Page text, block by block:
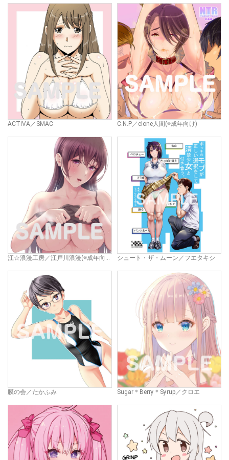
ACTIVA／SMAC C.N.P／clone人間(※成年向け)
江☆浪漫工房／江戸川浪漫(※成年向け) シュート・ザ・ムーン／フエタキシ
膜の会／たかふみ Sugar＊Berry＊Syrup／クロエ